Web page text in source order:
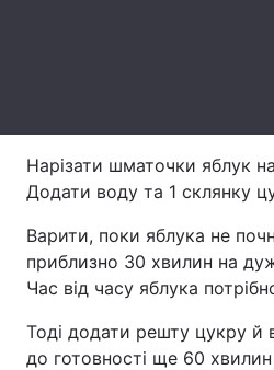
Тема оформлення
Нарізати шматочки яблук
Додати воду та 1 склянку
Варити, поки яблука не
приблизно 30 хвилин на
Час від часу яблука
Тоді додати решту цукру й
до готовності ще 60